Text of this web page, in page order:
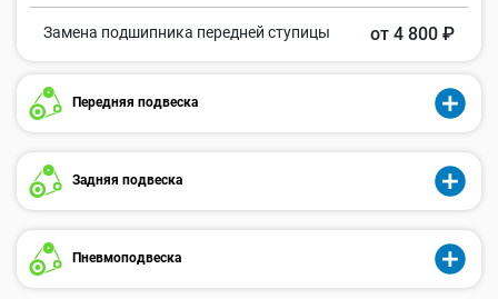
Замена подшипника передней ступицы от 4 800 ₽
Передняя подвеска
Задняя подвеска
Пневмоподвеска